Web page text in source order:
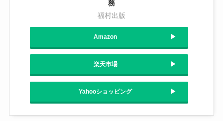
務
福村出版
Amazon
楽天市場
Yahooショッピング